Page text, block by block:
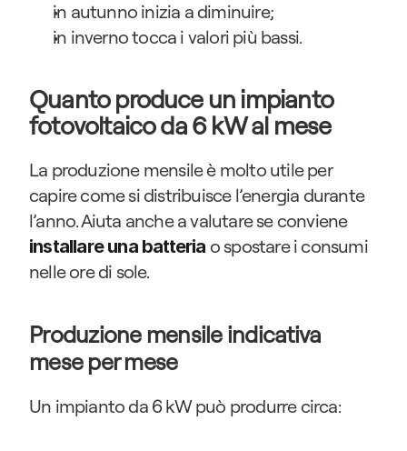
in autunno inizia a diminuire;
in inverno tocca i valori più bassi.
Quanto produce un impianto
fotovoltaico da 6 kW al mese
La produzione mensile è molto utile per
capire come si distribuisce l’energia durante
l’anno. Aiuta anche a valutare se conviene
installare una batteria o spostare i consumi
nelle ore di sole.
Produzione mensile indicativa
mese per mese
Un impianto da 6 kW può produrre circa: